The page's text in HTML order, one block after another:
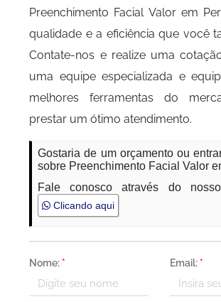
Preenchimento Facial Valor em
qualidade e a eficiência que você
Contate-nos e realize uma
uma equipe especializada e
melhores ferramentas do
prestar um ótimo atendimento.
Gostaria de um orçamento ou
sobre Preenchimento Facial Valor
Fale conosco através do
Clicando aqui
Nome: * Email: *